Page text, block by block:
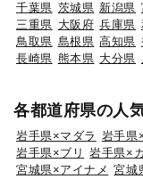
千葉県 茨城県 新潟県
三重県 大阪府 兵庫県
鳥取県 島根県 高知県
長崎県 熊本県 大分県
各都道府県の人
岩手県×マダラ 岩手県
岩手県×ブリ
岩手県×
宮城県×アイナメ 宮城